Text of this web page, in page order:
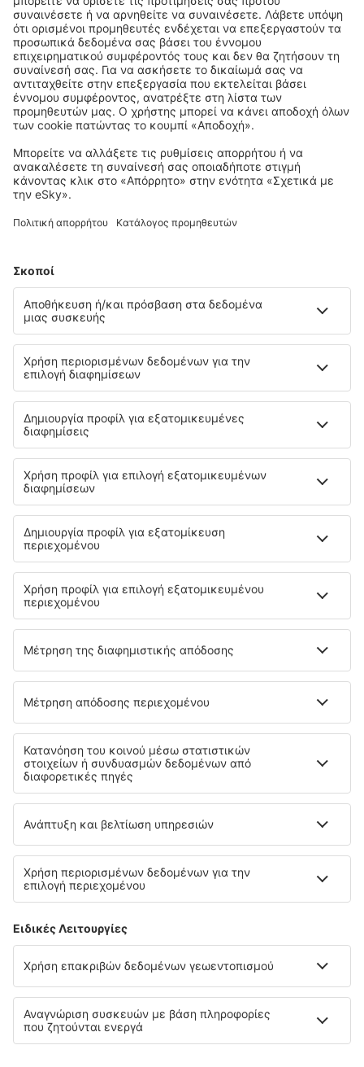
Προγραμματίστε το ταξίδι σας
City Break
Διακοπές
Διαμονή
Πτήση+Ξενοδοχείο
Ξενοδοχεία
Μεταφορές
Αξιοθέατα
Αθλητικά γεγονότα
Μάθετε περισσότερα
Εγγύηση χαμηλότερης τιμής
Εφαρμογή για κινητά
Αερομεταφορείς
SKY express
Olympic Air
Ryanair
Aegean
Wizzair
Volotea
Lufthansa
easyJet
Cyprus Airways
Σχετικά με την eSky
Οι κρατήσεις μου
Πολιτική απορρήτου
Υποστήριξη και επικοινωνία
Χώρες
Διεθνείς ιστότοποι
eSky.eu eSky.com eDestinos.com